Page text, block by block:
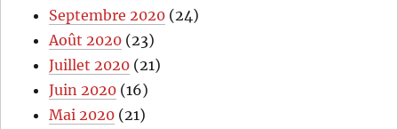
Septembre 2020 (24)
Août 2020 (23)
Juillet 2020 (21)
Juin 2020 (16)
Mai 2020 (21)